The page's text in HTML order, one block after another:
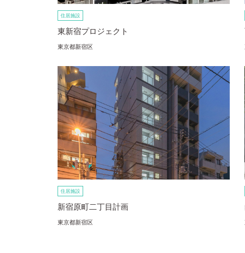
住居施設
東新宿プロジェクト
東京都新宿区
住居施設
新宿原町二丁目計画
東京都新宿区